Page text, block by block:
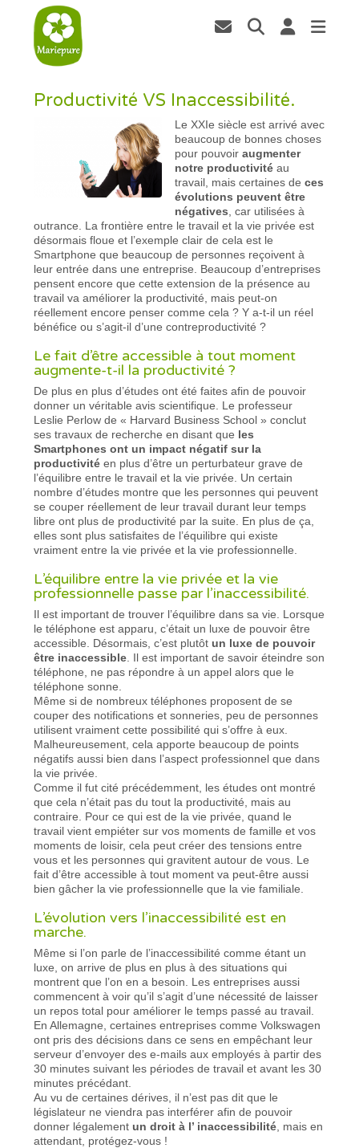
Productivité VS Inaccessibilité.
Le XXIe siècle est arrivé avec
beaucoup de bonnes choses
pour pouvoiraugmenter
notre productivité au
travail, mais certaines deces
évolutions peuvent être
négatives , car utilisées à
outrance. La frontière entre le travail et la vie privée est
désormais floue et l’exemple clair de cela est le
Smartphone que beaucoup de personnes reçoivent à
leur entrée dans une entreprise. Beaucoup d’entreprises
pensent encore que cette extension de la présence au
travail va améliorer la productivité, mais peut-on
réellement encore penser comme cela ? Y a-t-il un réel
bénéfice ou s’agit-il d’une contreproductivité ?
Le fait d’être accessible à tout moment
augmente-t-il la productivité ?
De plus en plus d’études ont été faites afin de pouvoir
donner un véritable avis scientifique. Le professeur
Leslie Perlow de « Harvard Business School » conclut
ses travaux de recherche en disant que les
Smartphones ont un impact négatif sur la
productivité en plus d’être un perturbateur grave de
l’équilibre entre le travail et la vie privée. Un certain
nombre d’études montre que les personnes qui peuvent
se couper réellement de leur travail durant leur temps
libre ont plus de productivité par la suite. En plus de ça,
elles sont plus satisfaites de l’équilibre qui existe
vraiment entre la vie privée et la vie professionnelle.
L’équilibre entre la vie privée et la vie
professionnelle passe par l’inaccessibilité.
Il est important de trouver l’équilibre dans sa vie. Lorsque
le téléphone est apparu, c’était un luxe de pouvoir être
accessible. Désormais, c’est plutôt un luxe de pouvoir
être inaccessible . Il est important de savoir éteindre son
téléphone, ne pas répondre à un appel alors que le
téléphone sonne.
Même si de nombreux téléphones proposent de se
couper des notifications et sonneries, peu de personnes
utilisent vraiment cette possibilité qui s’offre à eux.
Malheureusement, cela apporte beaucoup de points
négatifs aussi bien dans l’aspect professionnel que dans
la vie privée.
Comme il fut cité précédemment, les études ont montré
que cela n’était pas du tout la productivité, mais au
contraire. Pour ce qui est de la vie privée, quand le
travail vient empiéter sur vos moments de famille et vos
moments de loisir, cela peut créer des tensions entre
vous et les personnes qui gravitent autour de vous. Le
fait d’être accessible à tout moment va peut-être aussi
bien gâcher la vie professionnelle que la vie familiale.
L’évolution vers l’inaccessibilité est en
marche.
Même si l’on parle de l’inaccessibilité comme étant un
luxe, on arrive de plus en plus à des situations qui
montrent que l’on en a besoin. Les entreprises aussi
commencent à voir qu’il s’agit d’une nécessité de laisser
un repos total pour améliorer le temps passé au travail.
En Allemagne, certaines entreprises comme Volkswagen
ont pris des décisions dans ce sens en empêchant leur
serveur d’envoyer des e-mails aux employés à partir des
30 minutes suivant les périodes de travail et avant les 30
minutes précédant.
Au vu de certaines dérives, il n’est pas dit que le
législateur ne viendra pas interférer afin de pouvoir
donner légalement un droit à l’ inaccessibilité , mais en
attendant, protégez-vous !